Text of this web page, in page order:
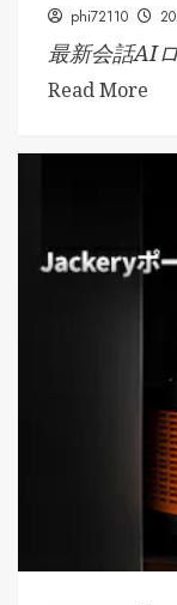
phi72110
最新会話AI
Read More